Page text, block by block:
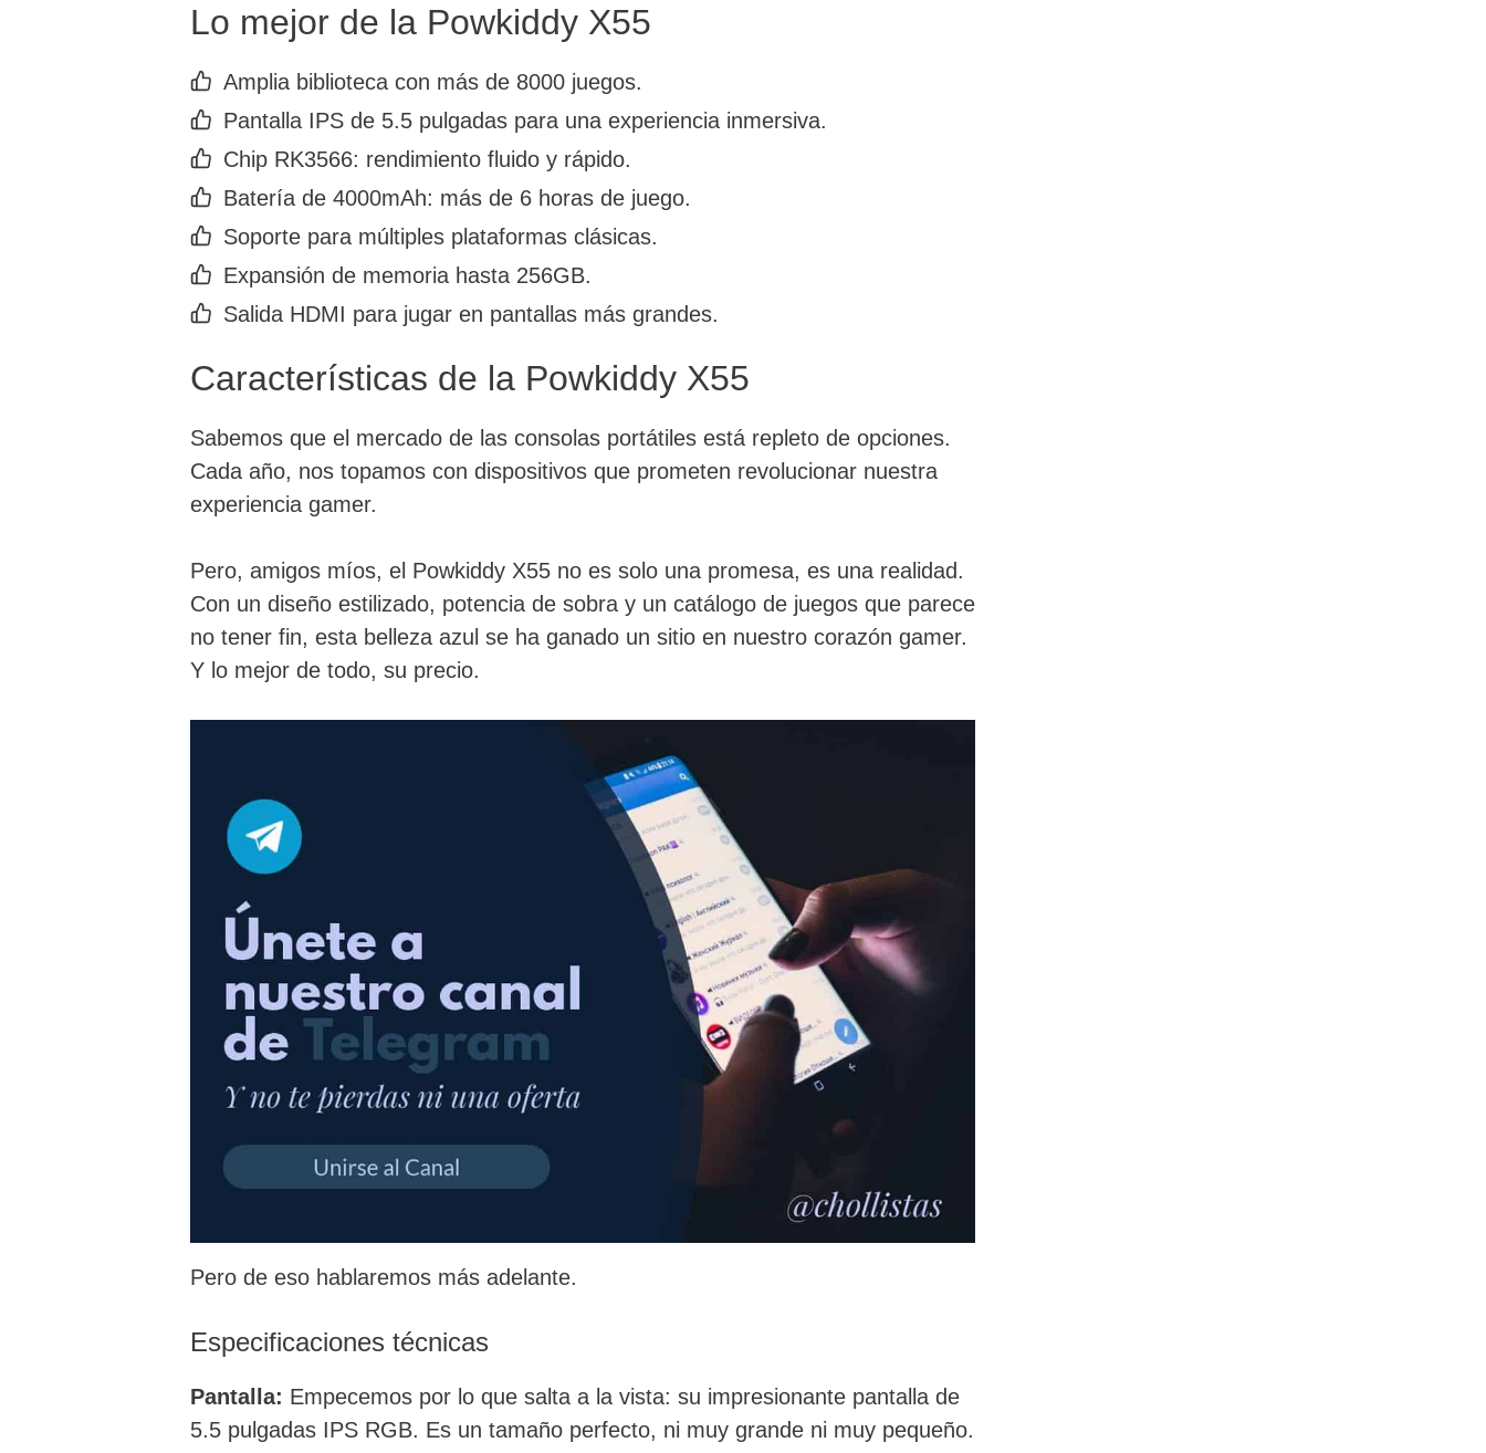
Lo mejor de la Powkiddy X55
Amplia biblioteca con más de 8000 juegos.
Pantalla IPS de 5.5 pulgadas para una experiencia inmersiva.
Chip RK3566: rendimiento fluido y rápido.
Batería de 4000mAh: más de 6 horas de juego.
Soporte para múltiples plataformas clásicas.
Expansión de memoria hasta 256GB.
Salida HDMI para jugar en pantallas más grandes.
Características de la Powkiddy X55
Sabemos que el mercado de las consolas portátiles está repleto de opciones.
Cada año, nos topamos con dispositivos que prometen revolucionar nuestra
experiencia gamer.
Pero, amigos míos, el Powkiddy X55 no es solo una promesa, es una realidad.
Con un diseño estilizado, potencia de sobra y un catálogo de juegos que parece
no tener fin, esta belleza azul se ha ganado un sitio en nuestro corazón gamer.
Y lo mejor de todo, su precio.
Pero de eso hablaremos más adelante.
Especificaciones técnicas
Pantalla: Empecemos por lo que salta a la vista: su impresionante pantalla de
5.5 pulgadas IPS RGB. Es un tamaño perfecto, ni muy grande ni muy pequeño.